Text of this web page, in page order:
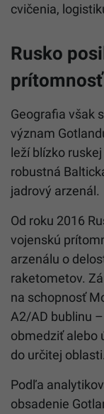
cvičenia,
Rusko
prítomnosť
Geografia však
význam
leží blízko
robustná
jadrový arzenál.
Od roku 2016
vojenskú
arzenálu o
raketometov.
na schopnosť
A2/AD bublinu
obmedziť alebo
do určitej oblasti.
Podľa
obsadenie